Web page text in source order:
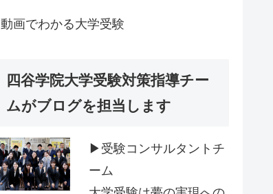
動画でわかる大学受験
四谷学院大学受験対策指導チー
ムがブログを担当します
▶受験コンサルタントチ
ーム